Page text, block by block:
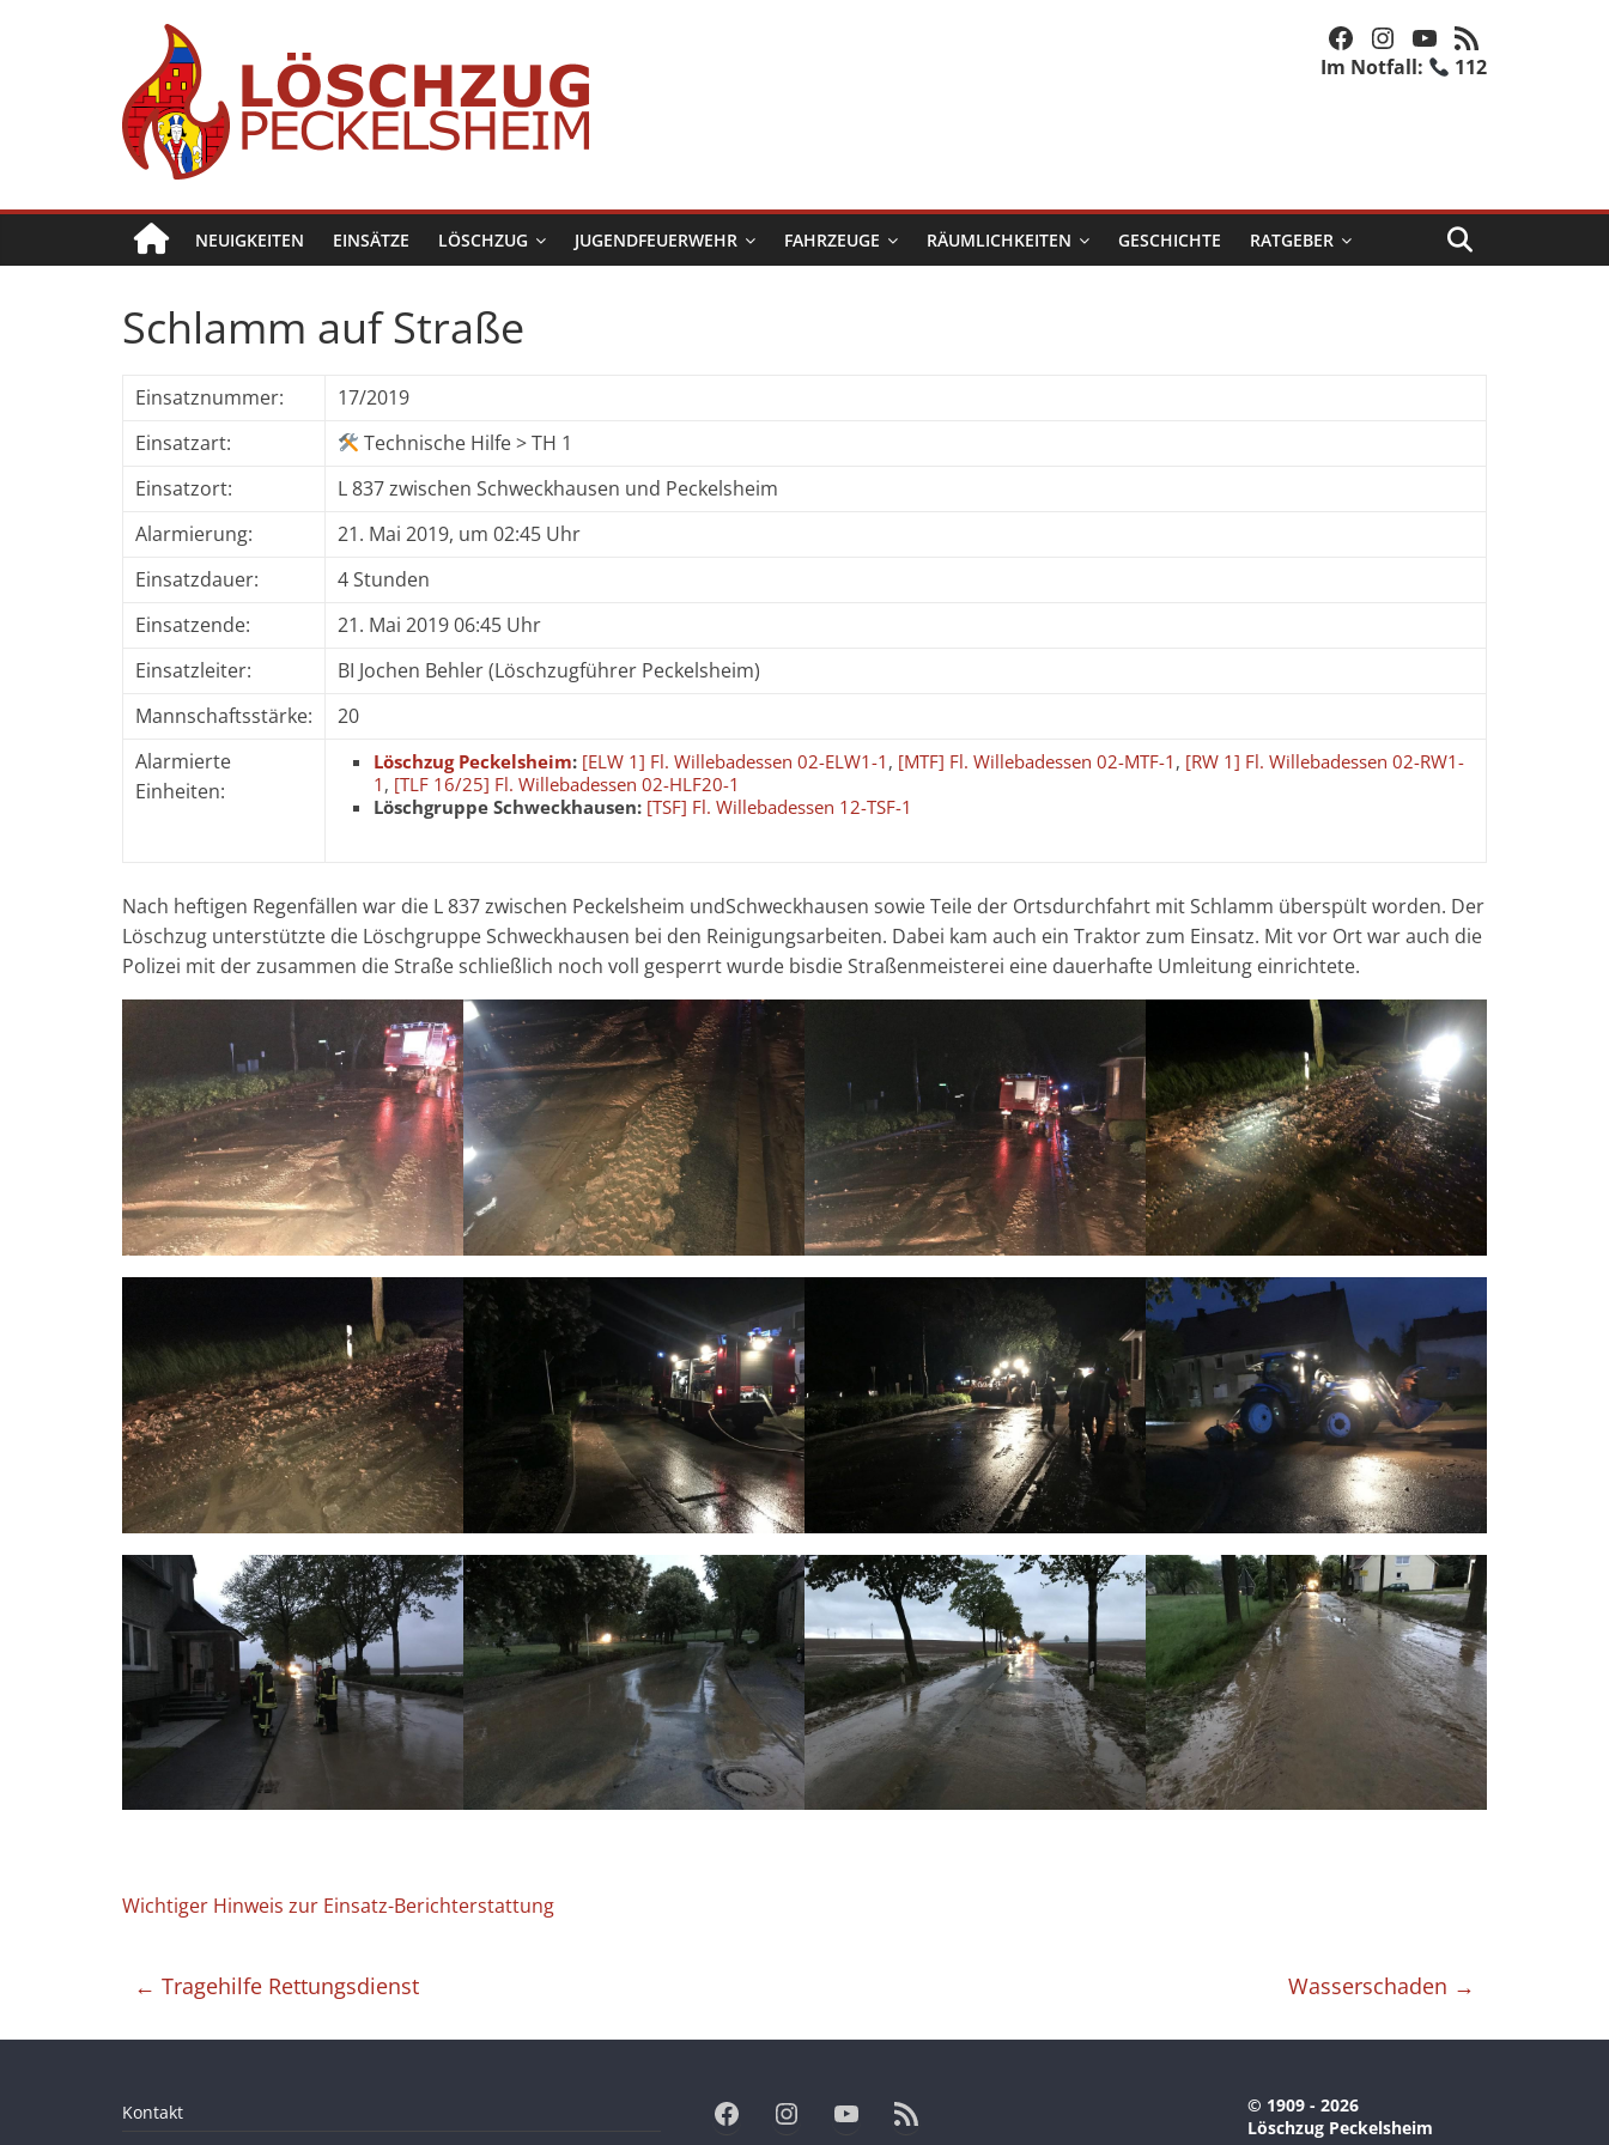
Löschzug
Peckelsheim
Der
zweite
der
Feuerwehr
Stadt
Willebadessen
Facebook Instagram YouTube RSS-Feed
Im Notfall: 112
NEUIGKEITEN EINSÄTZE LÖSCHZUG JUGENDFEUERWEHR FAHRZEUGE RÄUMLICHKEITEN GESCHICHTE RATGEBER
Schlamm auf Straße
Einsatznummer:
17/2019
Einsatzart:
Technische Hilfe > TH 1
Einsatzort:
L 837 zwischen Schweckhausen und Peckelsheim
Alarmierung:
21. Mai 2019, um 02:45 Uhr
Einsatzdauer:
4 Stunden
Einsatzende:
21. Mai 2019 06:45 Uhr
Einsatzleiter:
BI Jochen Behler (Löschzugführer Peckelsheim)
Mannschaftsstärke:
20
Alarmierte
Einheiten:
Löschzug Peckelsheim: [ELW 1] Fl. Willebadessen 02-ELW1-1 , [MTF] Fl. Willebadessen 02-MTF-1 , [RW 1] Fl. Willebadessen 02-RW1-
1 , [TLF 16/25] Fl. Willebadessen 02-HLF20-1
Löschgruppe Schweckhausen: [TSF] Fl. Willebadessen 12-TSF-1
Nach heftigen Regenfällen war die L 837 zwischen Peckelsheim undSchweckhausen sowie Teile der Ortsdurchfahrt mit Schlamm überspült worden. Der
Löschzug unterstützte die Löschgruppe Schweckhausen bei den Reinigungsarbeiten. Dabei kam auch ein Traktor zum Einsatz. Mit vor Ort war auch die
Polizei mit der zusammen die Straße schließlich noch voll gesperrt wurde bisdie Straßenmeisterei eine dauerhafte Umleitung einrichtete.
Wichtiger Hinweis zur Einsatz-Berichterstattung
← Tragehilfe Rettungsdienst Wasserschaden →
Kontakt
Facebook Instagram YouTube RSS-Feed
© 1909 - 2026
Löschzug Peckelsheim